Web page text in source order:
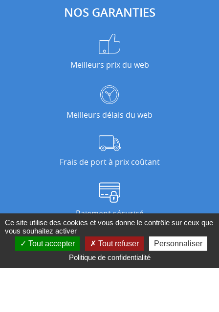
NOS GARANTIES
Meilleurs prix du web
Meilleurs délais du web
Frais de port à prix coûtant
Paiement sécurisé
Nos magasins
Ce site utilise des cookies et vous donne le contrôle sur ceux que
vous souhaitez activer
Tout accepter
Tout refuser
Personnaliser
Politique de confidentialité